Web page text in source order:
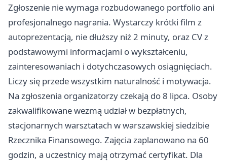
Zgłoszenie nie wymaga rozbudowanego portfolio ani
profesjonalnego nagrania. Wystarczy krótki film z
autoprezentacją, nie dłuższy niż 2 minuty, oraz CV z
podstawowymi informacjami o wykształceniu,
zainteresowaniach i dotychczasowych osiągnięciach.
Liczy się przede wszystkim naturalność i motywacja.
Na zgłoszenia organizatorzy czekają do 8 lipca. Osoby
zakwalifikowane wezmą udział w bezpłatnych,
stacjonarnych warsztatach w warszawskiej siedzibie
Rzecznika Finansowego. Zajęcia zaplanowano na 60
godzin, a uczestnicy mają otrzymać certyfikat. Dla